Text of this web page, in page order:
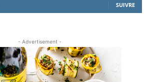
SUIVRE
- Advertisement -